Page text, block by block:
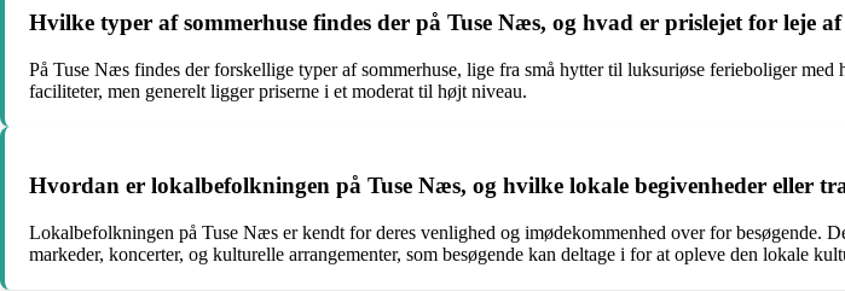
Hvilke typer af sommerhuse findes der på Tuse Næs, og hvad er prislejet for leje
På Tuse Næs findes der forskellige typer af sommerhuse, lige fra små hytter til luksuriøse ferieboliger
faciliteter, men generelt ligger priserne i et moderat til højt niveau.
Hvordan er lokalbefolkningen på Tuse Næs, og hvilke lokale begivenheder eller
Lokalbefolkningen på Tuse Næs er kendt for deres venlighed og imødekommenhed over for besøgende.
markeder, koncerter, og kulturelle arrangementer, som besøgende kan deltage i for at opleve den lokale